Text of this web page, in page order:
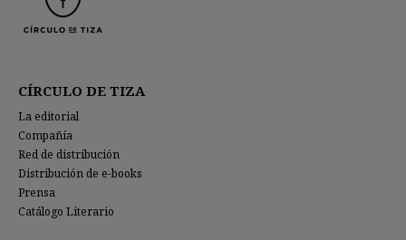
CÍRCULO DE TIZA
La editorial
Compañía
Red de distribución
Distribución de e-books
Prensa
Catálogo Literario